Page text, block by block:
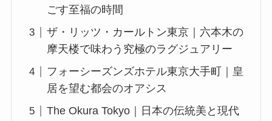
ごす至福の時間
ザ・リッツ・カールトン東京｜六本木の
摩天楼で味わう究極のラグジュアリー
フォーシーズンズホテル東京大手町｜皇
居を望む都会のオアシス
The Okura Tokyo｜日本の伝統美と現代